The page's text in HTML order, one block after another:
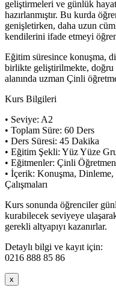
geliştirmeleri ve günlük
hazırlanmıştır. Bu kurda
genişletirken, daha uzun
kendilerini ifade etmeyi
Eğitim süresince konuşma,
birlikte geliştirilmekte, doğru
alanında uzman Çinli
Kurs Bilgileri
• Seviye: A2
• Toplam Süre: 60 Ders
• Ders Süresi: 45 Dakika
• Eğitim Şekli: Yüz Yüze
• Eğitmenler: Çinli
• İçerik: Konuşma,
Çalışmaları
Kurs sonunda öğrenciler
kurabilecek seviyeye
gerekli altyapıyı kazanırlar.
Detaylı bilgi ve kayıt için:
0216 888 85 86
x